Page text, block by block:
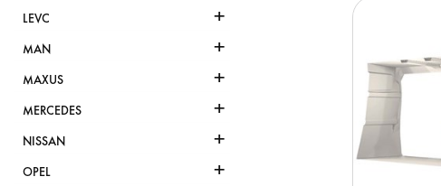
LEVC +
MAN +
MAXUS +
MERCEDES +
NISSAN +
OPEL +